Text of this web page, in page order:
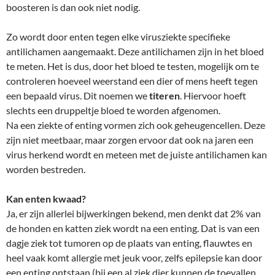
boosteren is dan ook niet nodig.
Zo wordt door enten tegen elke virusziekte specifieke
antilichamen aangemaakt. Deze antilichamen zijn in het bloed
te meten. Het is dus, door het bloed te testen, mogelijk om te
controleren hoeveel weerstand een dier of mens heeft tegen
een bepaald virus. Dit noemen wetiteren. Hiervoor hoeft
slechts een druppeltje bloed te worden afgenomen.
Na een ziekte of enting vormen zich ook geheugencellen. Deze
zijn niet meetbaar, maar zorgen ervoor dat ook na jaren een
virus herkend wordt en meteen met de juiste antilichamen kan
worden bestreden.
Kan enten kwaad?
Ja, er zijn allerlei bijwerkingen bekend, men denkt dat 2% van
de honden en katten ziek wordt na een enting. Dat is van een
dagje ziek tot tumoren op de plaats van enting, flauwtes en
heel vaak komt allergie met jeuk voor, zelfs epilepsie kan door
een enting ontstaan (bij een al ziek dier kunnen de toevallen